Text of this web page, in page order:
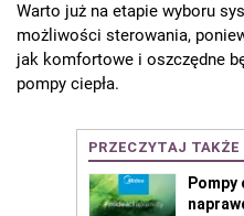
Warto już na etapie wyboru
możliwości sterowania,
jak komfortowe i oszczędne
pompy ciepła.